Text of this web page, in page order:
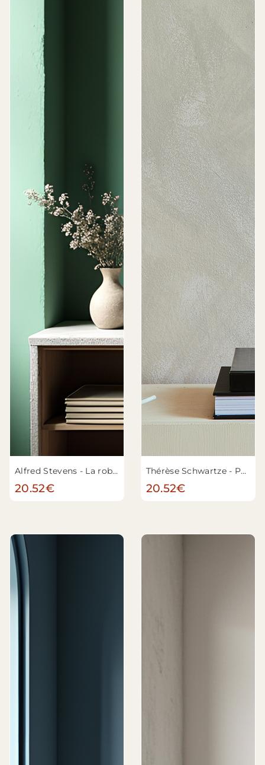
Alfred Stevens - La robe japonaise
20.52€
Thérèse Schwartze - Portrait d'une jeune femme, avec 'Puck' le chien
20.52€